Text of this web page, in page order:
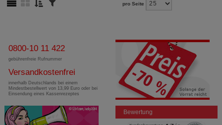
pro Seite
0800-10 11 422
gebührenfreie Rufnummer
Versandkostenfrei
innerhalb Deutschlands bei einem
Mindestbestellwert von 13,99 Euro oder bei
Einsendung eines Kassenrezeptes
Bewertung